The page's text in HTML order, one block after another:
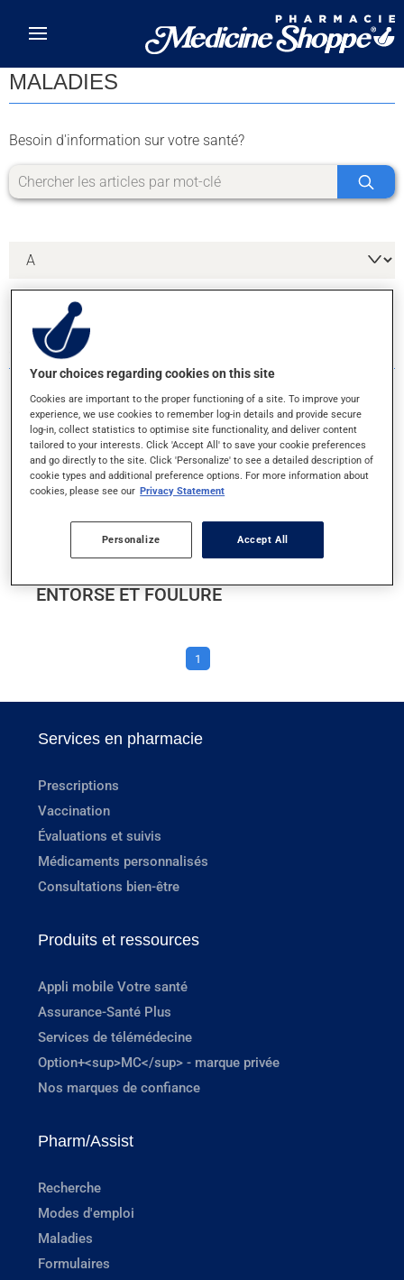
MALADIES
Besoin d'information sur votre santé?
5 RÉSULTATS POUR LA LETTRE E
ECZÉMA (DERMATITE ATOPIQUE)
ENDOCARDITE BACTÉRIENNE
ENGELURE
ENTORSE ET FOULURE
1
Services en pharmacie
Prescriptions
Vaccination
Évaluations et suivis
Médicaments personnalisés
Consultations bien-être
Produits et ressources
Appli mobile Votre santé
Assurance-Santé Plus
Services de télémédecine
Option+<sup>MC</sup> - marque privée
Nos marques de confiance
Pharm/Assist
Recherche
Modes d'emploi
Maladies
Formulaires
Your choices regarding cookies on this site
Cookies are important to the proper functioning of a site. To improve your
experience, we use cookies to remember log-in details and provide secure
log-in, collect statistics to optimise site functionality, and deliver content
tailored to your interests. Click 'Accept All' to save your cookie preferences
and go directly to the site. Click 'Personalize' to see a detailed description of
cookie types and additional preference options. For more information about
cookies, please see our Privacy Statement
Personalize Accept All